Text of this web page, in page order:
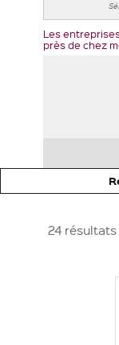
Les
près de chez
24